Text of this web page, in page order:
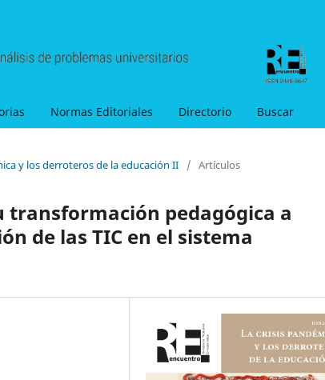
Normas Editoriales Directorio Buscar
y los derroteros de la educación II / Artículos
transformación pedagógica a
de las TIC en el sistema